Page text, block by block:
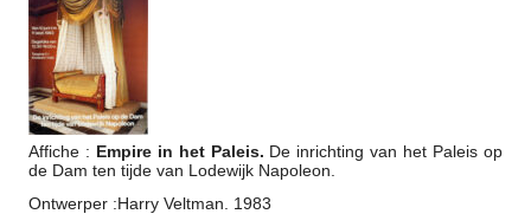
Affiche : Empire in het Paleis. De inrichting van het Paleis op
de Dam ten tijde van Lodewijk Napoleon.
Ontwerper :Harry Veltman. 1983